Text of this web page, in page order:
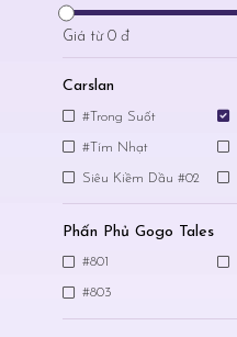
Giá từ 0 đ
Carslan
#Trong Suốt
#Tím Nhạt
Siêu Kiềm Dầu #02
Phấn Phủ Gogo Tales
#801
#803